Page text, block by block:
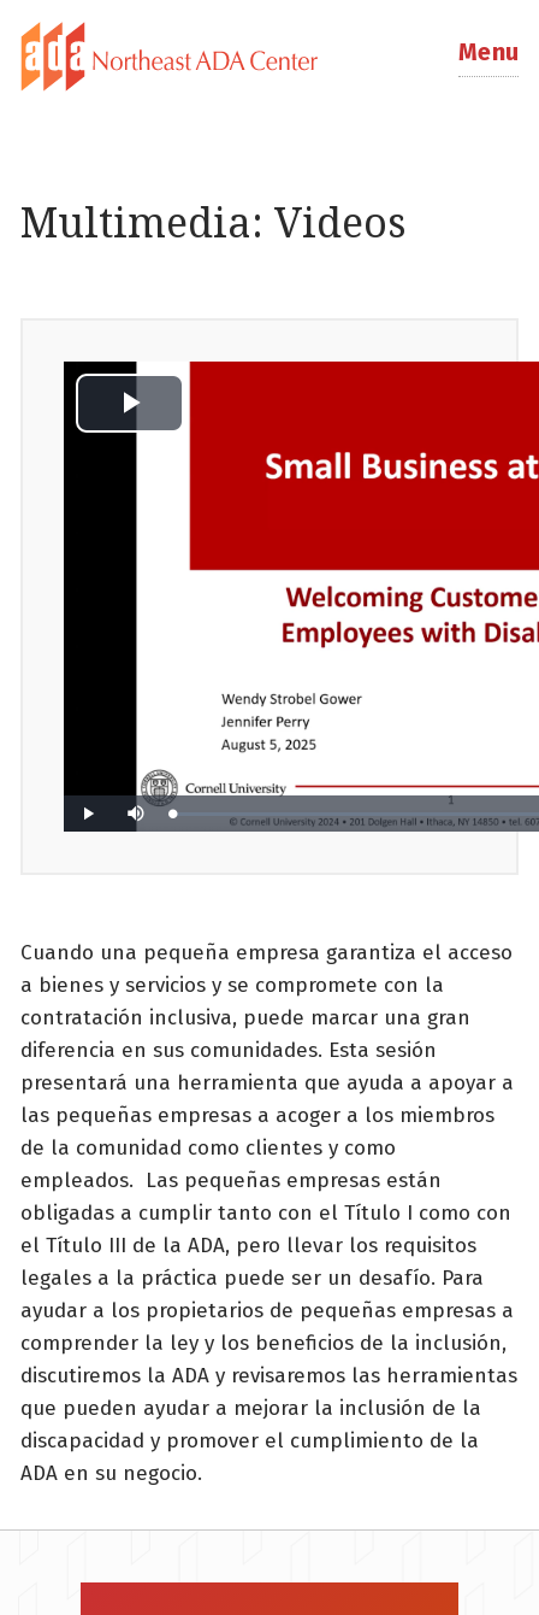
Menu
Multimedia: Videos
Cuando una pequeña empresa garantiza el acceso
a bienes y servicios y se compromete con la
contratación inclusiva, puede marcar una gran
diferencia en sus comunidades. Esta sesión
presentará una herramienta que ayuda a apoyar a
las pequeñas empresas a acoger a los miembros
de la comunidad como clientes y como
empleados. Las pequeñas empresas están
obligadas a cumplir tanto con el Título I como con
el Título III de la ADA, pero llevar los requisitos
legales a la práctica puede ser un desafío. Para
ayudar a los propietarios de pequeñas empresas a
comprender la ley y los beneficios de la inclusión,
discutiremos la ADA y revisaremos las herramientas
que pueden ayudar a mejorar la inclusión de la
discapacidad y promover el cumplimiento de la
ADA en su negocio.